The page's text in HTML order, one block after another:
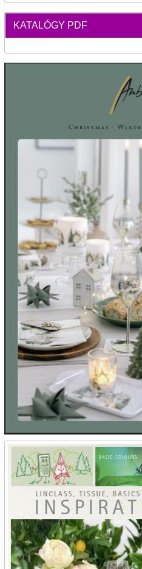
KATALÓGY PDF